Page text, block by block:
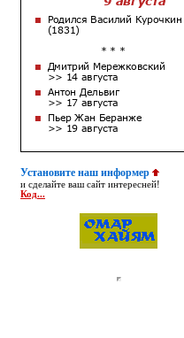
Установите наш информер
и сделайте ваш сайт интересней!
Код...